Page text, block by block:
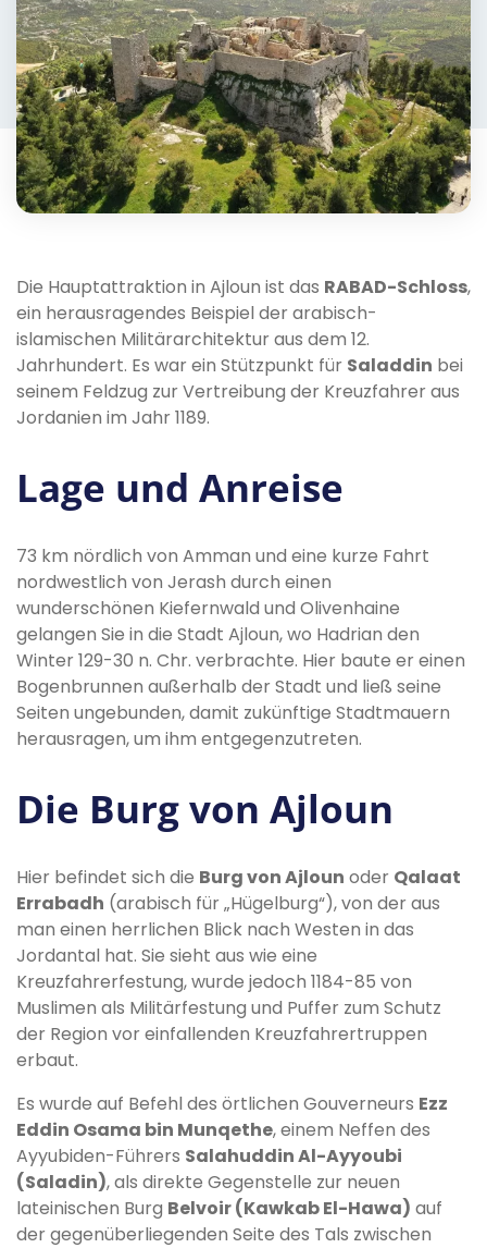
Die Hauptattraktion in Ajloun ist das RABAD-Schloss,
ein herausragendes Beispiel der arabisch-
islamischen Militärarchitektur aus dem 12.
Jahrhundert. Es war ein Stützpunkt für Saladdin bei
seinem Feldzug zur Vertreibung der Kreuzfahrer aus
Jordanien im Jahr 1189.
Lage und Anreise
73 km nördlich von Amman und eine kurze Fahrt
nordwestlich von Jerash durch einen
wunderschönen Kiefernwald und Olivenhaine
gelangen Sie in die Stadt Ajloun, wo Hadrian den
Winter 129-30 n. Chr. verbrachte. Hier baute er einen
Bogenbrunnen außerhalb der Stadt und ließ seine
Seiten ungebunden, damit zukünftige Stadtmauern
herausragen, um ihm entgegenzutreten.
Die Burg von Ajloun
Hier befindet sich die Burg von Ajloun oder Qalaat
Errabadh (arabisch für „Hügelburg“), von der aus
man einen herrlichen Blick nach Westen in das
Jordantal hat. Sie sieht aus wie eine
Kreuzfahrerfestung, wurde jedoch 1184-85 von
Muslimen als Militärfestung und Puffer zum Schutz
der Region vor einfallenden Kreuzfahrertruppen
erbaut.
Es wurde auf Befehl des örtlichen Gouverneurs Ezz
Eddin Osama bin Munqethe, einem Neffen des
Ayyubiden-Führers Salahuddin Al-Ayyoubi
(Saladin), als direkte Gegenstelle zur neuen
lateinischen Burg Belvoir (Kawkab El-Hawa) auf
der gegenüberliegenden Seite des Tals zwischen